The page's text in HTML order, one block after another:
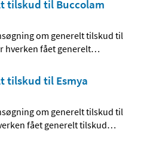
tilskud til Buccolam
om generelt tilskud til
hverken fået generelt…
tilskud til Esmya
om generelt tilskud til
fået generelt tilskud…